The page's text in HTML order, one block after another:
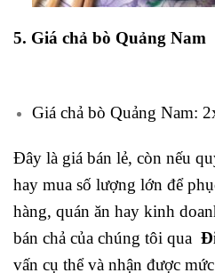
5. Giá chả bò Quảng Nam
Giá chả bò Quảng Nam:
Đây là giá bán lẻ, còn nếu
hay mua số lượng lớn để
hàng, quán ăn hay kinh
bán chả của chúng tôi qua
vấn cụ thể và nhận được